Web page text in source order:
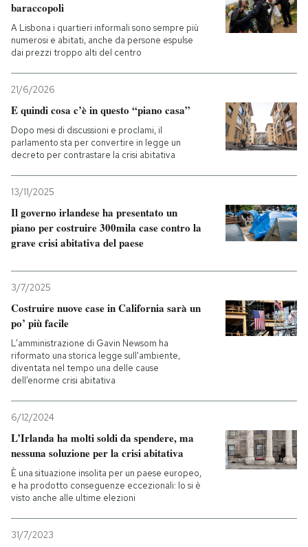
Sport
Mondiali calcio 2026
PODCAST
NEWSLETTER
SHOP
AREA PERSONALE
baraccopoli
A Lisbona i quartieri informali sono sempre più
numerosi e abitati, anche da persone espulse
dai prezzi troppo alti del centro
21/6/2026
E quindi cosa c’è in questo “piano casa”
Dopo mesi di discussioni e proclami, il
parlamento sta per convertire in legge un
decreto per contrastare la crisi abitativa
13/11/2025
Il governo irlandese ha presentato un
piano per costruire 300mila case contro la
grave crisi abitativa del paese
3/7/2025
Costruire nuove case in California sarà un
po’ più facile
L’amministrazione di Gavin Newsom ha
riformato una storica legge sull'ambiente,
diventata nel tempo una delle cause
dell’enorme crisi abitativa
6/12/2024
L’Irlanda ha molti soldi da spendere, ma
nessuna soluzione per la crisi abitativa
È una situazione insolita per un paese europeo,
e ha prodotto conseguenze eccezionali: lo si è
visto anche alle ultime elezioni
31/7/2023